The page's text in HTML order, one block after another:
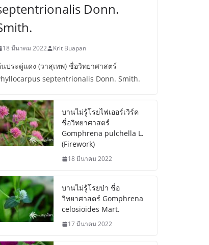
Donn.
18 มีนาคม 2022 Krit Buapan
ประดู่แดง (วาสุเทพ) ชื่อวิทยาศาสตร์
septentrionalis Donn. Smith.
บานไม่รู้โรยไฟเออร์เวิร์ค
ชื่อวิทยาศาสตร์
Gomphrena pulchella L.
(Firework)
18 มีนาคม 2022
บานไม่รู้โรยป่า ชื่อ
วิทยาศาสตร์ Gomphrena
celosioides Mart.
17 มีนาคม 2022